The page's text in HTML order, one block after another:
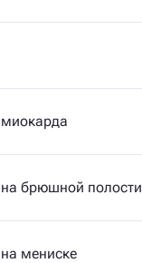
брюшной полости
мениске